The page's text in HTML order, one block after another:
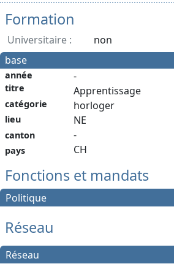
Formation
Universitaire :
non
base
année
titre
catégorie
lieu
canton
pays
-
Apprentissage
horloger
NE
-
CH
Fonctions et mandats
Politique
Réseau
Réseau